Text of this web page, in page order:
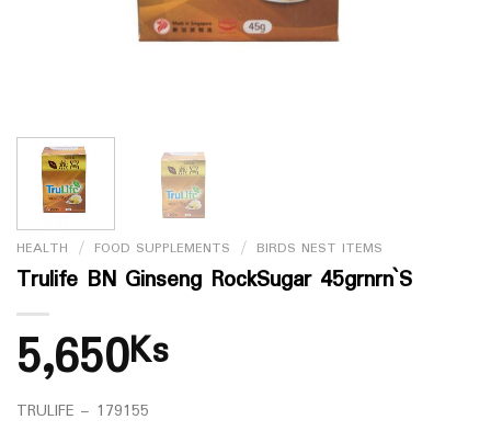
HEALTH / FOOD SUPPLEMENTS / BIRDS NEST ITEMS
Trulife BN Ginseng RockSugar 45grnrn`S
5,650Ks
TRULIFE – 179155